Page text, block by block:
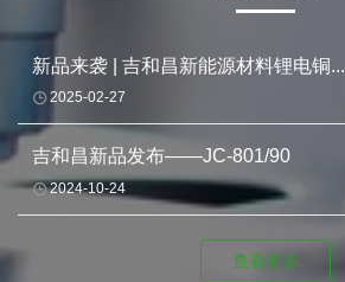
新品来袭 | 吉和昌新能源材料锂电铜...
2025-02-27
吉和昌新品发布——JC-801/90
2024-10-24
查看更多